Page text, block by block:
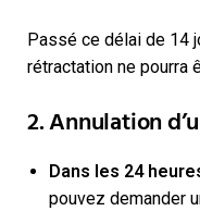
Passé ce délai de 14
rétractation ne pourra
2. Annulation
Dans les 24
pouvez demander